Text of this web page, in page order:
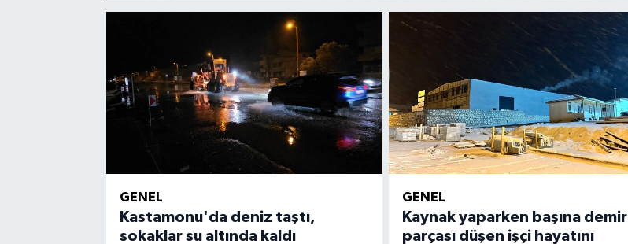
GENEL
Kastamonu'da deniz taştı,
sokaklar su altında kaldı
GENEL
Kaynak yaparken başına demir
parçası düşen işçi hayatını